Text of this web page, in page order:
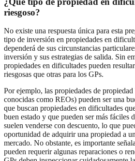
riesgoso?
No existe una respuesta única para esta
tipo de inversión en propiedades en
dependerá de sus circunstancias
inversión y sus estrategias de salida. Sin
propiedades en dificultades pueden
riesgosas que otras para los GPs.
Por ejemplo, las propiedades de
conocidas como REOs) pueden ser una
que buscan propiedades en dificultades
buen estado y que pueden ser más fáciles
suelen venderse con descuento, lo que
oportunidad de adquirir una propiedad a
mercado. No obstante, es importante
pueden requerir algunas reparaciones o